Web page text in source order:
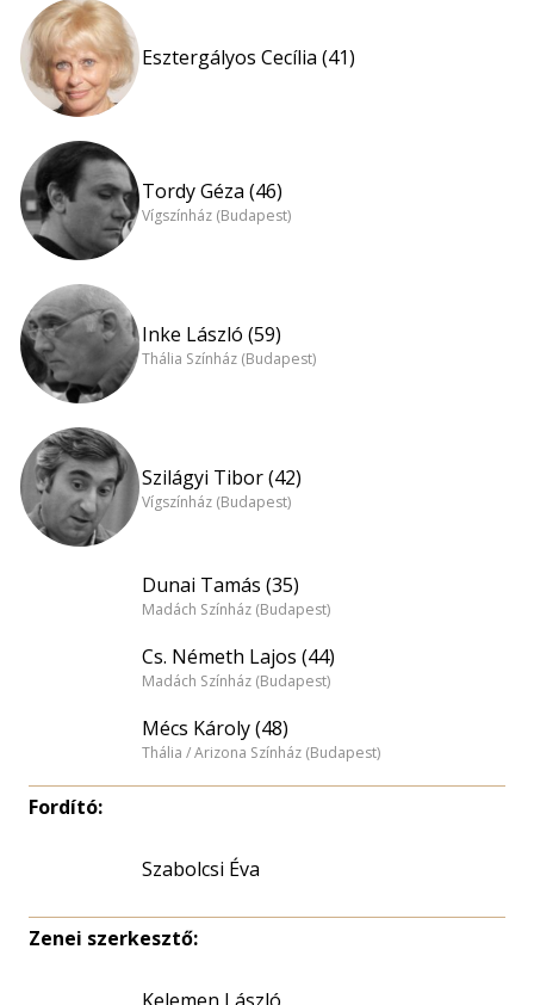
Esztergályos Cecília (41)
Tordy Géza (46)
Vígszínház (Budapest)
Inke László (59)
Thália Színház (Budapest)
Szilágyi Tibor (42)
Vígszínház (Budapest)
Dunai Tamás (35)
Madách Színház (Budapest)
Cs. Németh Lajos (44)
Madách Színház (Budapest)
Mécs Károly (48)
Thália / Arizona Színház (Budapest)
Fordító:
Szabolcsi Éva
Zenei szerkesztő: